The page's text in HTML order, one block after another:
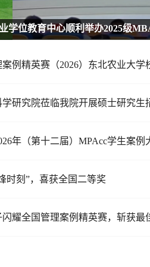
学位教育中心顺利举办2025级
研究院莅临我院开展硕士研究生
时刻”，喜获全国二等奖